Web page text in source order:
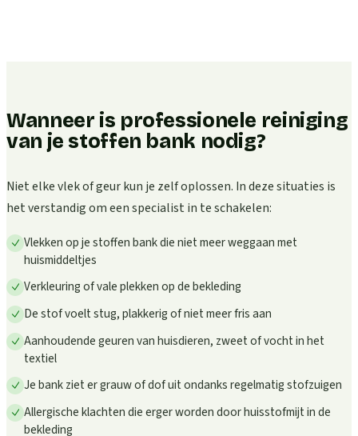
Wanneer is professionele reiniging
van je stoffen bank nodig?
Niet elke vlek of geur kun je zelf oplossen. In deze situaties is
het verstandig om een specialist in te schakelen:
Vlekken op je stoffen bank die niet meer weggaan met
huismiddeltjes
Verkleuring of vale plekken op de bekleding
De stof voelt stug, plakkerig of niet meer fris aan
Aanhoudende geuren van huisdieren, zweet of vocht in het
textiel
Je bank ziet er grauw of dof uit ondanks regelmatig stofzuigen
Allergische klachten die erger worden door huisstofmijt in de
bekleding